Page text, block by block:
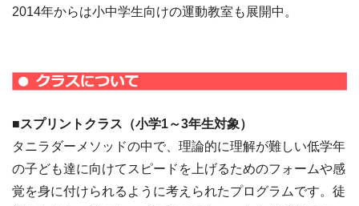
2014年からは小中学生向けの運動教室も展開中。
■スプリントクラス（小学1～3年生対象）
タニラダーメソッドの中で、理論的に理解が難しい低学年
の子ども達に向けてスピードを上げるためのフォームや感
覚を身に付けられるように考えられたプログラムです。徒